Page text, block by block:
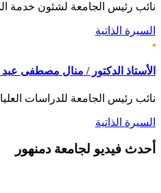
نائب رئيس الجامعة لشئون خدمة
السيرة الذاتية
الأستاذ الدكتور / منال مصطفى
نائب رئيس الجامعة للدراسات
السيرة الذاتية
أحدث فيديو لجامعة دمنهور